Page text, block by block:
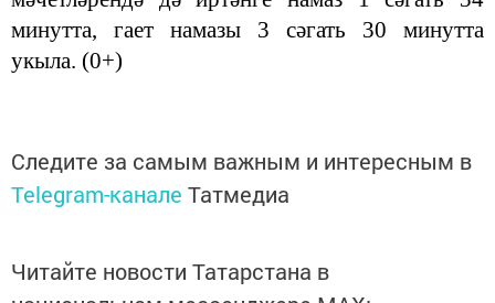
минутта, гает намазы 3 сәгать 30 минутта
укыла. (0+)
Следите за самым важным и интересным в
Telegram-канале Татмедиа
Читайте новости Татарстана в